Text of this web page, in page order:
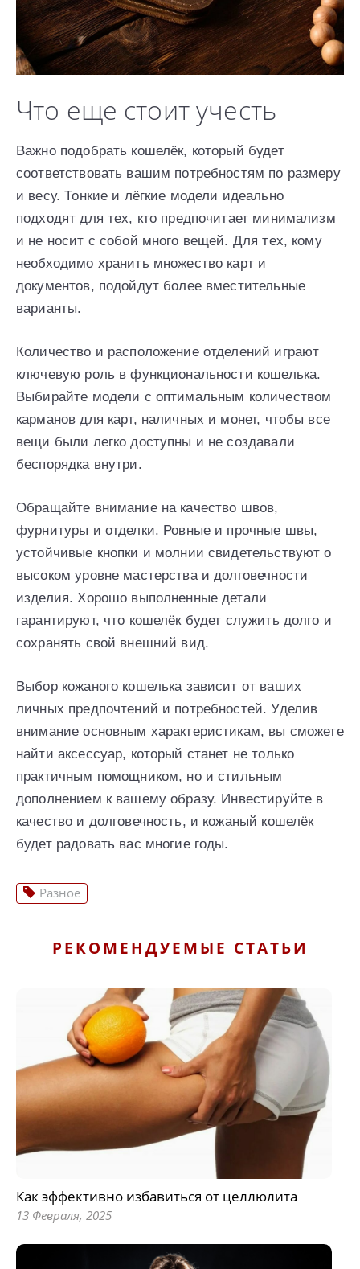
Что еще стоит учесть
Важно подобрать кошелёк, который будет
соответствовать вашим потребностям по размеру
и весу. Тонкие и лёгкие модели идеально
подходят для тех, кто предпочитает минимализм
и не носит с собой много вещей. Для тех, кому
необходимо хранить множество карт и
документов, подойдут более вместительные
варианты.
Количество и расположение отделений играют
ключевую роль в функциональности кошелька.
Выбирайте модели с оптимальным количеством
карманов для карт, наличных и монет, чтобы все
вещи были легко доступны и не создавали
беспорядка внутри.
Обращайте внимание на качество швов,
фурнитуры и отделки. Ровные и прочные швы,
устойчивые кнопки и молнии свидетельствуют о
высоком уровне мастерства и долговечности
изделия. Хорошо выполненные детали
гарантируют, что кошелёк будет служить долго и
сохранять свой внешний вид.
Выбор кожаного кошелька зависит от ваших
личных предпочтений и потребностей. Уделив
внимание основным характеристикам, вы сможете
найти аксессуар, который станет не только
практичным помощником, но и стильным
дополнением к вашему образу. Инвестируйте в
качество и долговечность, и кожаный кошелёк
будет радовать вас многие годы.
Разное
РЕКОМЕНДУЕМЫЕ СТАТЬИ
Как эффективно избавиться от целлюлита
13 Февраля, 2025